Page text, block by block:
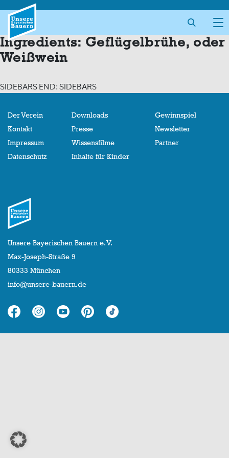
content
Ingredients: Geflügelbrühe, oder
Weißwein
SIDEBARS END: SIDEBARS
Der Verein
Kontakt
Impressum
Datenschutz
Downloads
Presse
Wissensfilme
Inhalte für Kinder
Gewinnspiel
Newsletter
Partner
Unsere Bayerischen Bauern e. V.
Max-Joseph-Straße 9
80333 München
info@unsere-bauern.de